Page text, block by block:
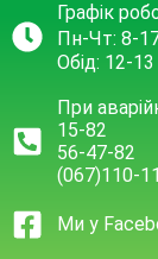
Графік
Пн-Чт: 8-
Обід: 12-13
При
15-82
56-47-82
(067)110-
Ми у